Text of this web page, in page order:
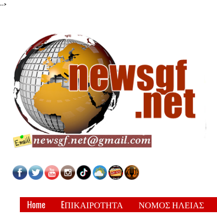
-->
Home EΠΙΚΑΙΡΟΤΗΤΑ ΝΟΜΟΣ ΗΛΕΙΑΣ